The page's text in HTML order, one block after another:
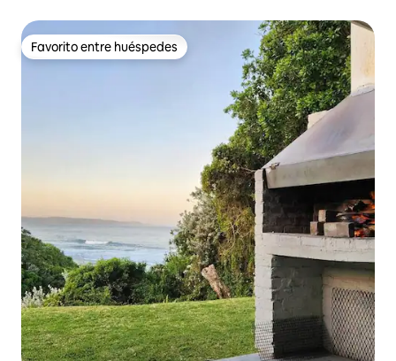
Favorito entre huéspedes
Favorito entre huéspedes